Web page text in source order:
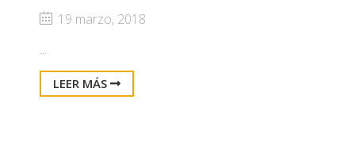
19 marzo, 2018
...
LEER MÁS